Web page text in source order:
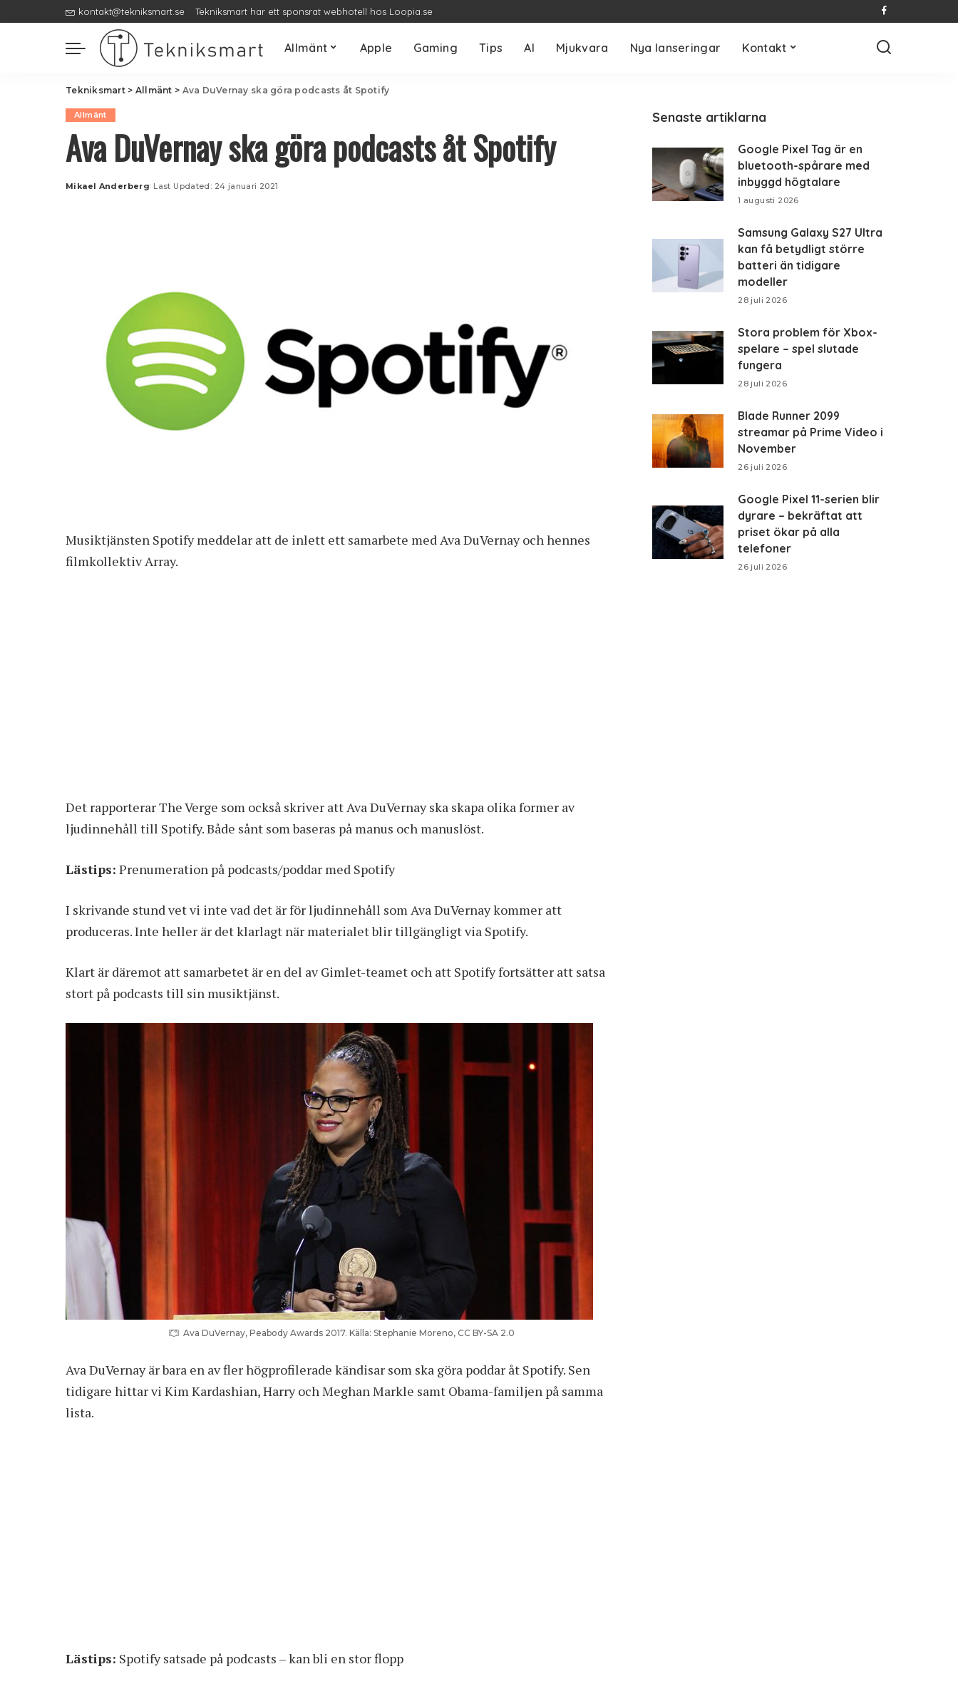
kontakt@tekniksmart.se Tekniksmart har ett sponsrat webhotell hos Loopia.se
Allmänt Apple Gaming Tips AI Mjukvara Nya lanseringar Kontakt
Tekniksmart> Allmänt > Ava DuVernay ska göra podcasts åt Spotify
Allmänt
Ava DuVernay ska göra podcasts åt Spotify
Posted
Mikael Anderberg Last Updated: 24 januari 2021
Musiktjänsten Spotify meddelar att de inlett ett samarbete med Ava DuVernay och hennes
filmkollektiv Array.
Det rapporterar The Verge som också skriver att Ava DuVernay ska skapa olika former av
ljudinnehåll till Spotify. Både sånt som baseras på manus och manuslöst.
Lästips: Prenumeration på podcasts/poddar med Spotify
I skrivande stund vet vi inte vad det är för ljudinnehåll som Ava DuVernay kommer att
produceras. Inte heller är det klarlagt när materialet blir tillgängligt via Spotify.
Klart är däremot att samarbetet är en del av Gimlet-teamet och att Spotify fortsätter att satsa
stort på podcasts till sin musiktjänst.
Ava DuVernay, Peabody Awards 2017. Källa: Stephanie Moreno, CC BY-SA 2.0
Ava DuVernay är bara en av fler högprofilerade kändisar som ska göra poddar åt Spotify. Sen
tidigare hittar vi Kim Kardashian, Harry och Meghan Markle samt Obama-familjen på samma
lista.
Lästips: Spotify satsade på podcasts – kan bli en stor flopp
Senaste artiklarna
Google Pixel Tag är en
bluetooth-spårare med
inbyggd högtalare
1 augusti 2026
Samsung Galaxy S27 Ultra
kan få betydligt större
batteri än tidigare
modeller
28 juli 2026
Stora problem för Xbox-
spelare – spel slutade
fungera
28 juli 2026
Blade Runner 2099
streamar på Prime Video i
November
26 juli 2026
Google Pixel 11-serien blir
dyrare – bekräftat att
priset ökar på alla
telefoner
26 juli 2026